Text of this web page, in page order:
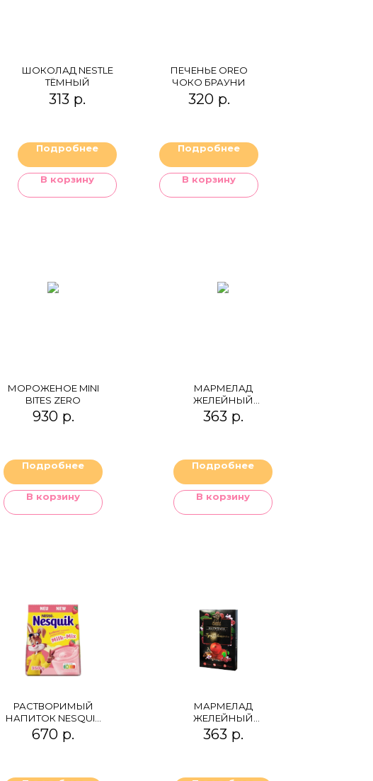
ШОКОЛАД NESTLE
ТЁМНЫЙ
313 р.
Подробнее
В корзину
ПЕЧЕНЬЕ OREO
ЧОКО БРАУНИ
320 р.
Подробнее
В корзину
МОРОЖЕНОЕ MINI
BITES ZERO
930 р.
Подробнее
В корзину
МАРМЕЛАД
ЖЕЛЕЙНЫЙ
"КЛУБНИЧНОЕ
ТАНГО" (КЛУБНИКА
363 р.
Подробнее
В корзину
РАСТВОРИМЫЙ
НАПИТОК NESQUIK
STRAWBERRY
(ПАКЕТ)
670 р.
МАРМЕЛАД
ЖЕЛЕЙНЫЙ
"ПРЯНАЯ ВИШНЯ"
(ВИШНЯ, КОРИЦА И
363 р.